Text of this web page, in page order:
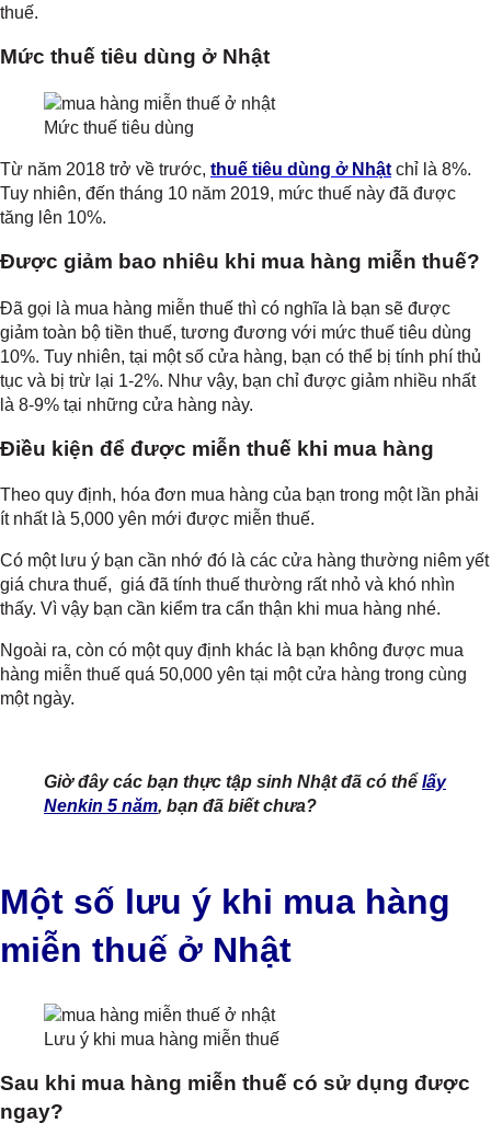
thuế.
Mức thuế tiêu dùng ở Nhật
Mức thuế tiêu dùng
Từ năm 2018 trở về trước, thuế tiêu dùng ở Nhật chỉ là 8%.
Tuy nhiên, đến tháng 10 năm 2019, mức thuế này đã được
tăng lên 10%.
Được giảm bao nhiêu khi mua hàng miễn thuế?
Đã gọi là mua hàng miễn thuế thì có nghĩa là bạn sẽ được
giảm toàn bộ tiền thuế, tương đương với mức thuế tiêu dùng
10%. Tuy nhiên, tại một số cửa hàng, bạn có thể bị tính phí thủ
tục và bị trừ lại 1-2%. Như vậy, bạn chỉ được giảm nhiều nhất
là 8-9% tại những cửa hàng này.
Điều kiện để được miễn thuế khi mua hàng
Theo quy định, hóa đơn mua hàng của bạn trong một lần phải
ít nhất là 5,000 yên mới được miễn thuế.
Có một lưu ý bạn cần nhớ đó là các cửa hàng thường niêm yết
giá chưa thuế, giá đã tính thuế thường rất nhỏ và khó nhìn
thấy. Vì vậy bạn cần kiểm tra cẩn thận khi mua hàng nhé.
Ngoài ra, còn có một quy định khác là bạn không được mua
hàng miễn thuế quá 50,000 yên tại một cửa hàng trong cùng
một ngày.
Giờ đây các bạn thực tập sinh Nhật đã có thể lấy
Nenkin 5 năm, bạn đã biết chưa?
Một số lưu ý khi mua hàng
miễn thuế ở Nhật
Lưu ý khi mua hàng miễn thuế
Sau khi mua hàng miễn thuế có sử dụng được
ngay?